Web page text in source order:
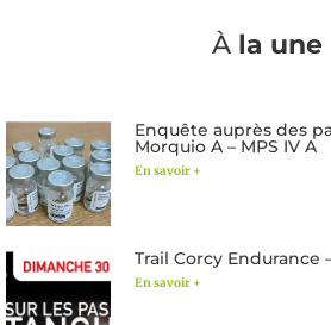
À la une
Enquête auprès des
Morquio A – MPS IV A
En savoir +
Trail Corcy Endurance
En savoir +